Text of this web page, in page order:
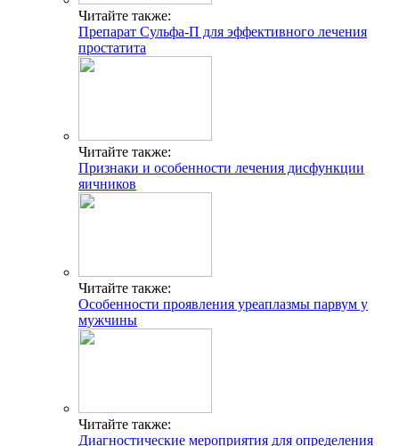
Читайте также:
Препарат Сульфа-П для эффективного лечения
простатита
Читайте также:
Признаки и особенности лечения дисфункции
яичников
Читайте также:
Особенности проявления уреаплазмы парвум у
мужчины
Читайте также:
Диагностические мероприятия для определения